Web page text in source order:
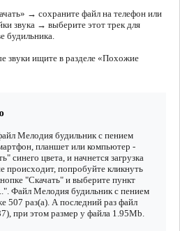
→ сохраните файл на телефон или
звука → выберите этот трек для
будильника.
звуки ищите в разделе «Похожие
Мелодия будильник с пением
планшет или компьютер -
синего цвета, и начнется загрузка
происходит, попробуйте кликнуть
"Скачать" и выберите пункт
Файл Мелодия будильник с пением
507 раз(а). А последний раз файл
при этом размер у файла 1.95Mb.